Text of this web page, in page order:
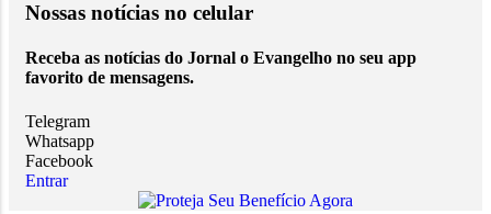
Nossas notícias no celular
Receba as notícias do Jornal o Evangelho no seu app
favorito de mensagens.
Telegram
Whatsapp
Facebook
Entrar